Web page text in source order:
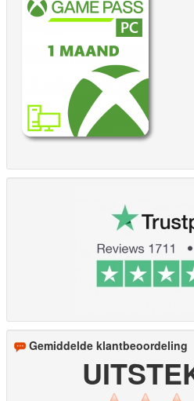
Gemiddelde klantbeoordeling